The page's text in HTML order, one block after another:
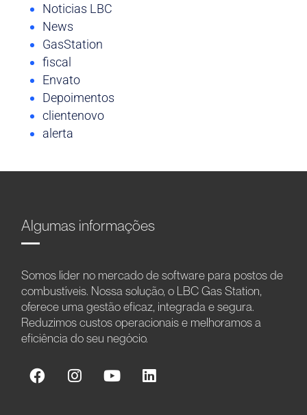
Noticias LBC
News
GasStation
fiscal
Envato
Depoimentos
clientenovo
alerta
Algumas informações
Somos líder no mercado de software para postos de
combustíveis. Nossa solução, o LBC Gas Station,
oferece uma gestão eficaz, integrada e segura.
Reduzimos custos operacionais e melhoramos a
eficiência do seu negócio.